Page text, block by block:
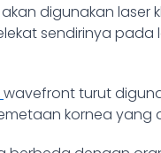
digunakan laser
sendirinya
wavefrontturut
kornea yang